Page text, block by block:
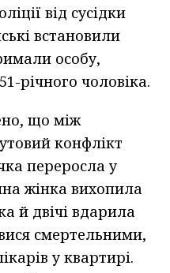
від сусідки
встановили
особу,
річного чоловіка.
що між
конфлікт
переросла у
жінка вихопила
й двічі вдарила
смертельними,
у квартирі.